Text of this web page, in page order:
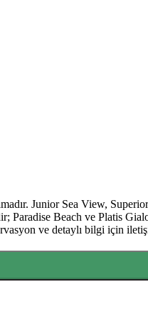
Junior Sea View,
Beach ve Platis
ve detaylı bilgi için